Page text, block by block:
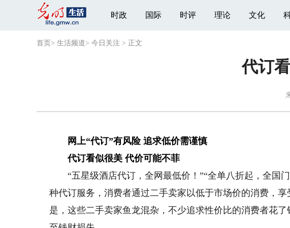
时政 国际 时评 理论 文化
首页 > 生活频道> 今日关注 > 正文
代订
网上“代订”有风险 追求低价需谨慎
代订看似很美 代价可能不菲
“五星级酒店代订，全网最低价！”“全单八折起，全国
种代订服务，消费者通过二手卖家以低于市场价的消费，
是，这些二手卖家鱼龙混杂，不少追求性价比的消费者花